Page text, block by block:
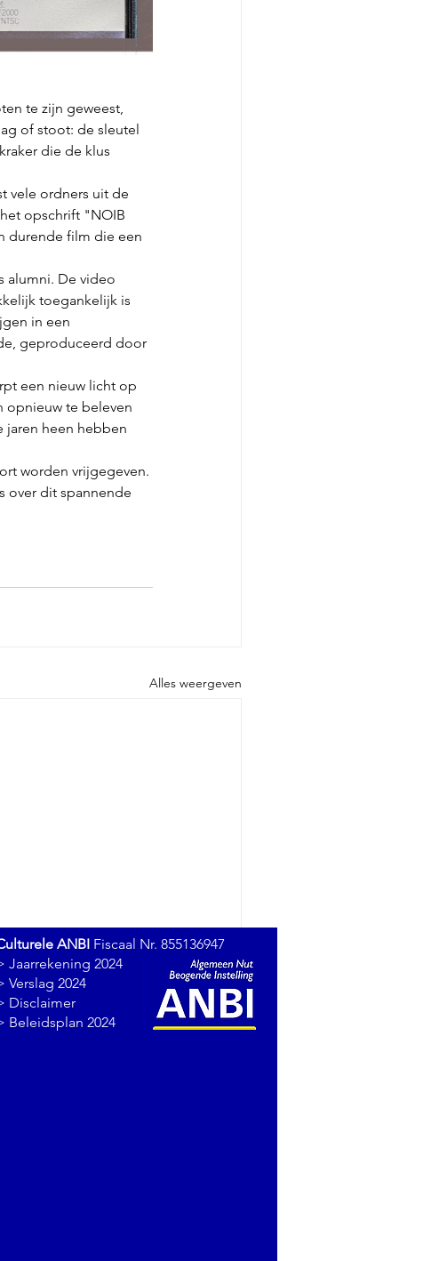
te zijn geweest,
of stoot: de sleutel
die de klus
vele ordners uit de
opschrift "NOIB
durende film die een
alumni. De video
toegankelijk is
in een
geproduceerd door
een nieuw licht op
opnieuw te beleven
jaren heen hebben
worden vrijgegeven.
over dit spannende
Alles weergeven
ANBI Fiscaal Nr. 855136947
Jaarrekening 2024
Verslag 2024
Disclaimer
Beleidsplan 2024